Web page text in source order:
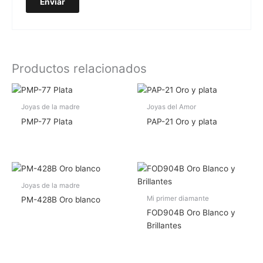
Productos relacionados
Joyas de la madre
PMP-77 Plata
Joyas del Amor
PAP-21 Oro y plata
Joyas de la madre
PM-428B Oro blanco Mi primer diamante
FOD904B Oro Blanco y
Brillantes